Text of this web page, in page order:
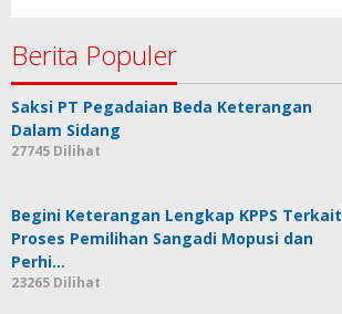
Berita Populer
Saksi PT Pegadaian Beda Keterangan
Dalam Sidang
27745 Dilihat
Begini Keterangan Lengkap KPPS Terkait
Proses Pemilihan Sangadi Mopusi dan
Perhi…
23265 Dilihat